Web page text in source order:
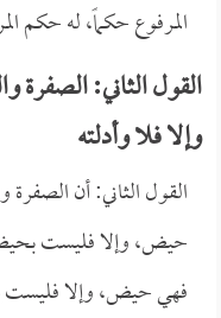
المرفوع حكماً، له حكم
القول الثاني:
وإلا فلا وأدلته
القول الثاني: أن
حيض، وإلا فليست
فهي حيض، وإلا